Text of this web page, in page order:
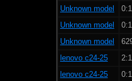
Unknown model
Unknown model
Unknown model
lenovo c24-25
lenovo c24-25